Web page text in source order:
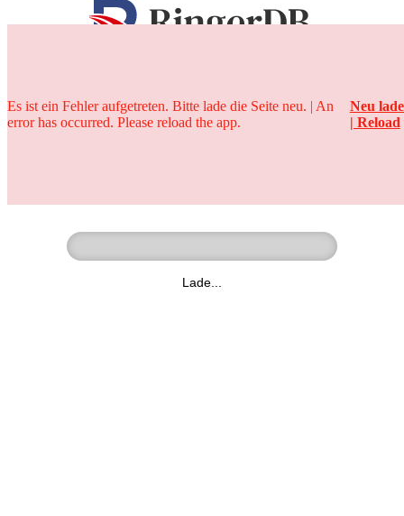
25 Jahre
Lade...
Es ist ein Fehler aufgetreten. Bitte lade die Seite neu. | An
error has occurred. Please reload the app.
Neu
| Reload